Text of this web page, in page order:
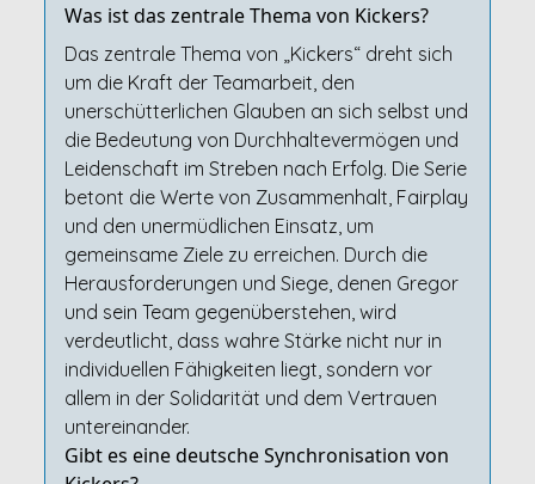
Was ist das zentrale Thema von Kickers?
Das zentrale Thema von „Kickers“ dreht sich
um die Kraft der Teamarbeit, den
unerschütterlichen Glauben an sich selbst und
die Bedeutung von Durchhaltevermögen und
Leidenschaft im Streben nach Erfolg. Die Serie
betont die Werte von Zusammenhalt, Fairplay
und den unermüdlichen Einsatz, um
gemeinsame Ziele zu erreichen. Durch die
Herausforderungen und Siege, denen Gregor
und sein Team gegenüberstehen, wird
verdeutlicht, dass wahre Stärke nicht nur in
individuellen Fähigkeiten liegt, sondern vor
allem in der Solidarität und dem Vertrauen
untereinander.
Gibt es eine deutsche Synchronisation von